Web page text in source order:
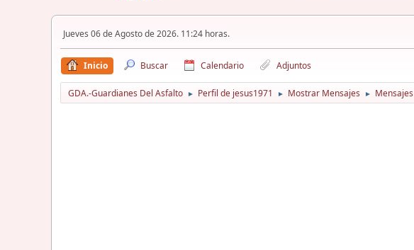
Jueves 06 de Agosto de 2026. 11:24 horas.
Inicio Buscar Calendario Adjuntos
GDA.-Guardianes Del Asfalto ► Perfil de jesus1971 ► Mostrar Mensajes ► Mensajes